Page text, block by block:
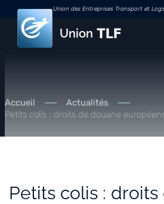
Union des Entreprises Transport et
Union
Accueil
Actualités
Petits colis : droits de douane
Petits colis :